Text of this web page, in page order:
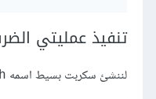
تنفيذ عمليتي
لننشئ سكربت بسيط اسمه